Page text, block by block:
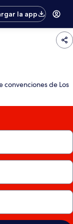
la app
convenciones de Los